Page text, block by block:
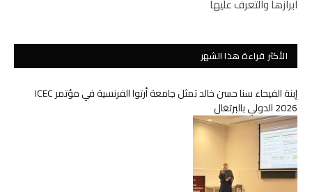
ابرازها والتعرف عليها
الأكثر قراءة هذا الشهر
إبنة الفيحاء سنا حسن خالد تمثل جامعة أرتوا الفرنسية في مؤتمر ICEC
2026 الدولي بالبرتغال